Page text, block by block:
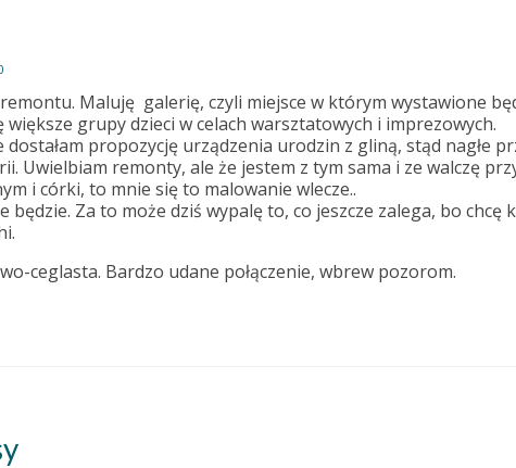
Maluję galerię, czyli miejsce w którym wystawione
grupy dzieci w celach warsztatowych i imprezowych.
propozycję urządzenia urodzin z gliną, stąd nagłe
Uwielbiam remonty, ale że jestem z tym sama i ze walczę
i córki, to mnie się to malowanie wlecze..
będzie. Za to może dziś wypalę to, co jeszcze zalega, bo chcę
ceglasta. Bardzo udane połączenie, wbrew pozorom.